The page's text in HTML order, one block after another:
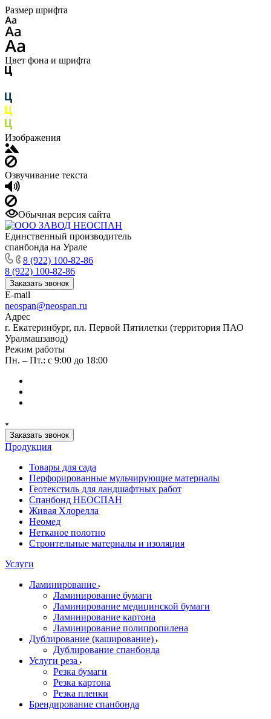
Размер шрифта
Цвет фона и шрифта
Изображения
Озвучивание текста
Обычная версия сайта
Единственный производитель
спанбонда на Урале
8 (922) 100-82-86
8 (922) 100-82-86
Заказать звонок
E-mail
neospan@neospan.ru
Адрес
г. Екатеринбург, пл. Первой Пятилетки (территория ПАО
Уралмашзавод)
Режим работы
Пн. – Пт.: с 9:00 до 18:00
Заказать звонок
Продукция
Товары для сада
Перфорированные мульчирующие материалы
Геотекстиль для ландшафтных работ
Спанбонд НЕОСПАН
Живая Хлорелла
Нeомед
Нетканое полотно
Строительные материалы и изоляция
Услуги
Ламинирование
Ламинирование бумаги
Ламинирование медицинской бумаги
Ламинирование картона
Ламинирование полипропилена
Дублирование (каширование)
Дублирование спанбонда
Услуги реза
Резка бумаги
Резка картона
Резка пленки
Брендирование спанбонда